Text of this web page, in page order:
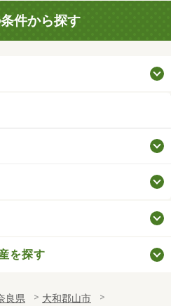
件から探す
を探す
良県
大和郡山市